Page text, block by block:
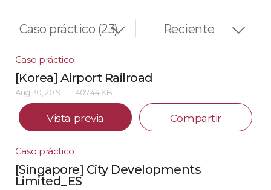
Caso práctico
[Korea] Airport Railroad
Aug 30, 2019 407.44 KB
Vista previa Compartir
Caso práctico
[Singapore] City Developments
Limited_ES